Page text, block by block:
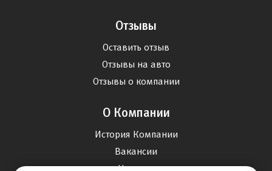
Отзывы
Оставить отзыв
Отзывы на авто
Отзывы о компании
О Компании
История Компании
Вакансии
Новости